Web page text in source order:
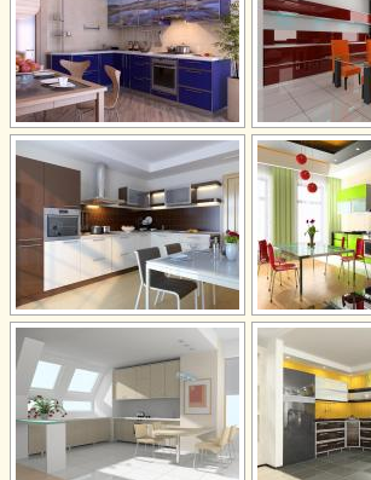
Galeria realizacji
Aranżacje
Poradnik
Referencje
Wycena usług
Kontakt